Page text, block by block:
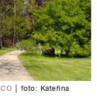
foto: Kateřina